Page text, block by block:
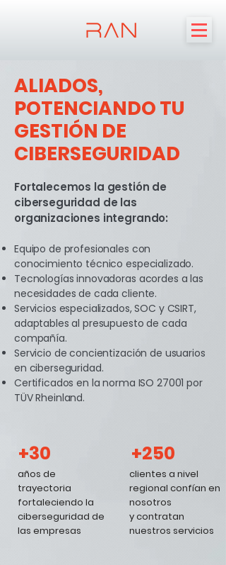
ALIADOS,
POTENCIANDO TU
GESTIÓN DE
CIBERSEGURIDAD
Fortalecemos la gestión de
ciberseguridad de las
organizaciones integrando:
Equipo de profesionales con
conocimiento técnico especializado.
Tecnologías innovadoras acordes a las
necesidades de cada cliente.
Servicios especializados, SOC y CSIRT,
adaptables al presupuesto de cada
compañía.
Servicio de concientización de usuarios
en ciberseguridad.
Certificados en la norma ISO 27001 por
TÜV Rheinland.
+30
años de
trayectoria
fortaleciendo la
ciberseguridad de
las empresas
+250
clientes a nivel
regional confían en
nosotros
y contratan
nuestros servicios